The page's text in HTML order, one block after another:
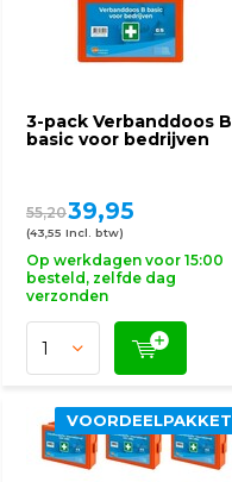
3-pack Verbanddoos B
basic voor bedrijven
55,2039,95
(43,55 Incl. btw)
Op werkdagen voor 15:00
besteld, zelfde dag
verzonden
VOORDEELPAKKET